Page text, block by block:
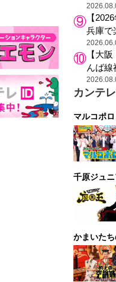
も“焼
【
兵庫で
そうめ
【大
んば線
阪神沿
カンテ
マルコポロ
千原ジュ
かまいた